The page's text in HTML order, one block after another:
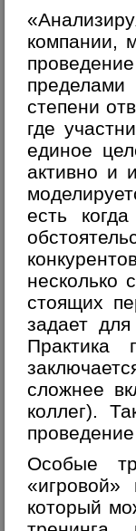
компании,
степени
где
единое
активно и
есть
несколько
стоящих
задает
Практика
сложнее
коллег).
Особые
который